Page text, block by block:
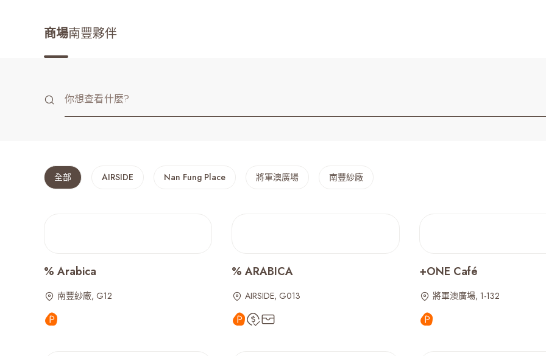
商場南豐夥伴
全部 AIRSIDE Nan Fung Place 將軍澳廣場 南豐紗廠
% Arabica
南豐紗廠, G12
% ARABICA
AIRSIDE, G013
+ONE Café
將軍澳廣場, 1-132